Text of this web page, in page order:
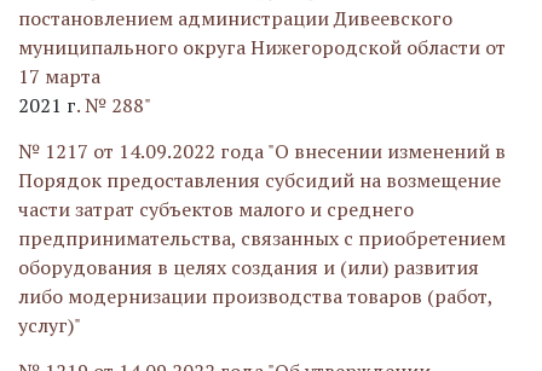
постановлением администрации Дивеевского
муниципального округа Нижегородской области от
17 марта
2021 г. № 288"
№ 1217 от 14.09.2022 года "О внесении изменений в
Порядок предоставления субсидий на возмещение
части затрат субъектов малого и среднего
предпринимательства, связанных с приобретением
оборудования в целях создания и (или) развития
либо модернизации производства товаров (работ,
услуг)"